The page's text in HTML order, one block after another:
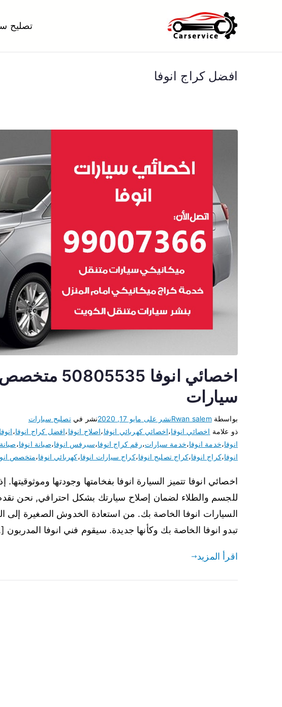
بنشر متنقل الكويت
بنشر متنقل الكويت كهرباء وبنشر تبديل تواير
تصليح
افضل كراج انوفا
اخصائي انوفا
سيارات
بواسطة Rwan salemنشر على مايو 17, 2020 نشر فيتصليح سيارات
ذو علامة اخصائي انوفا،اخصائي كهربائي انوفا،اصلاح انوفا،افضل كراج انوفا،
انوفا،خدمة انوفا،خدمة سيارات،رقم كراج انوفا،سيرفس انوفا،صيانة انوفا،
انوفا،كراج انوفا،كراج تصليح انوفا،كراج سيارات انوفا،كهربائي انوفا،متخصص
اخصائي انوفا تتميز السيارة انوفا بفخامتها وجودتها
للجسم والطلاء لضمان إصلاح سيارتك بشكل احترافي, نحن
السيارات انوفا الخاصة بك. من استعادة الخدوش الصغيرة
تبدو انوفا الخاصة بك وكأنها جديدة. سيقوم فني انوفا
اقرأ المزيد